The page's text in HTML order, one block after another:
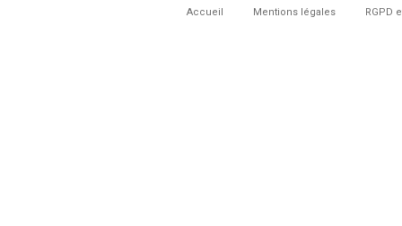
Accueil Mentions légales RGPD